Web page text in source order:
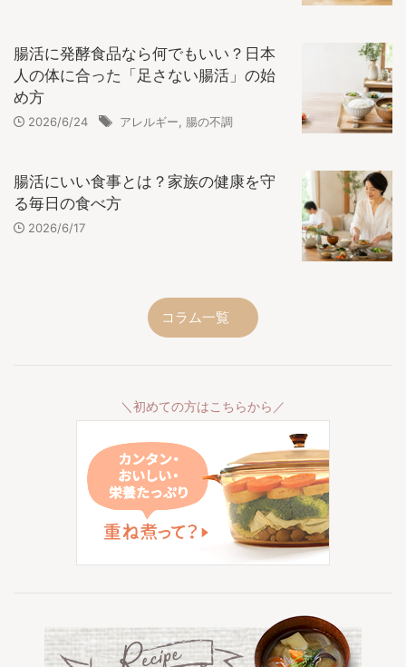
腸活に発酵食品なら何でもいい？日本
人の体に合った「足さない腸活」の始
め方
2026/6/24 アレルギー, 腸の不調
腸活にいい食事とは？家族の健康を守
る毎日の食べ方
2026/6/17
コラム一覧
＼初めての方はこちらから／